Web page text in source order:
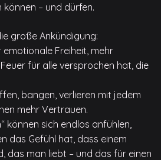
können – und dürfen.
große Ankündigung:
Freiheit, mehr
für alle versprochen hat, die
bangen, verlieren mit jedem
mehr Vertrauen.
können sich endlos anfühlen,
das Gefühl hat, dass einem
das man liebt – und das für einen